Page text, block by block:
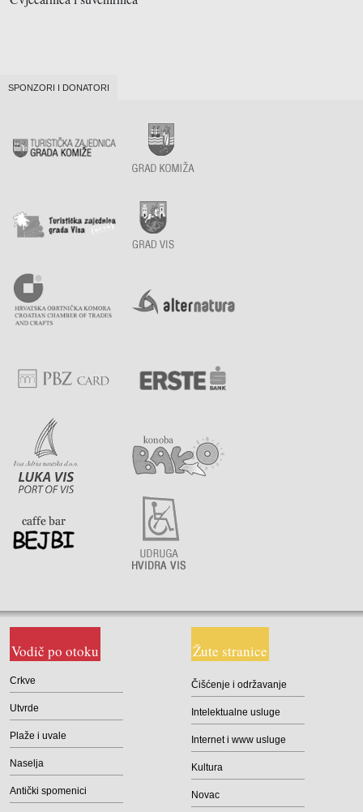
SPONZORI I DONATORI
Vodič po otoku
Crkve
Utvrde
Plaže i uvale
Naselja
Antički spomenici
Žute stranice
Čišćenje i održavanje
Intelektualne usluge
Internet i www usluge
Kultura
Novac